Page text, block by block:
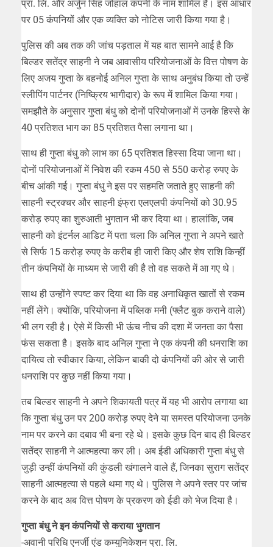
प्रा. लि. और अर्जुन सिंह जोहाल कंपनी के नाम शामिल हैं। इस आधार
पर 05 कंपनियों और एक व्यक्ति को नोटिस जारी किया गया है।
पुलिस की अब तक की जांच पड़ताल में यह बात सामने आई है कि
बिल्डर सतेंद्र साहनी ने जब आवासीय परियोजनाओं के वित्त पोषण के
लिए अजय गुप्ता के बहनोई अनिल गुप्ता के साथ अनुबंध किया तो उन्हें
स्लीपिंग पार्टनर (निष्क्रिय भागीदार) के रूप में शामिल किया गया।
समझौते के अनुसार गुप्ता बंधु को दोनों परियोजनाओं में उनके हिस्से के
40 प्रतिशत भाग का 85 प्रतिशत पैसा लगाना था।
साथ ही गुप्ता बंधु को लाभ का 65 प्रतिशत हिस्सा दिया जाना था।
दोनों परियोजनाओं में निवेश की रकम 450 से 550 करोड़ रुपए के
बीच आंकी गई। गुप्ता बंधु ने इस पर सहमति जताते हुए साहनी की
साहनी स्ट्रक्चर और साहनी इंफ्रा एलएलपी कंपनियों को 30.95
करोड़ रुपए का शुरुआती भुगतान भी कर दिया था। हालांकि, जब
साहनी को इंटर्नल आडिट में पता चला कि अनिल गुप्ता ने अपने खाते
से सिर्फ 15 करोड़ रुपए के करीब ही जारी किए और शेष राशि किन्हीं
तीन कंपनियों के माध्यम से जारी की है तो वह सकते में आ गए थे।
साथ ही उन्होंने स्पष्ट कर दिया था कि वह अनाधिकृत खातों से रकम
नहीं लेंगे। क्योंकि, परियोजना में पब्लिक मनी (फ्लैट बुक कराने वाले)
भी लग रही है। ऐसे में किसी भी ऊंच नीच की दशा में जनता का पैसा
फंस सकता है। इसके बाद अनिल गुप्ता ने एक कंपनी की धनराशि का
दायित्व तो स्वीकार किया, लेकिन बाकी दो कंपनियों की ओर से जारी
धनराशि पर कुछ नहीं किया गया।
तब बिल्डर साहनी ने अपने शिकायती पत्र में यह भी आरोप लगाया था
कि गुप्ता बंधु उन पर 200 करोड़ रुपए देने या समस्त परियोजना उनके
नाम पर करने का दबाव भी बना रहे थे। इसके कुछ दिन बाद ही बिल्डर
सतेंद्र साहनी ने आत्महत्या कर ली। अब ईडी अधिकारी गुप्ता बंधु से
जुड़ी उन्हीं कंपनियों की कुंडली खंगालने वाले हैं, जिनका सुराग सतेंद्र
साहनी आत्महत्या से पहले थमा गए थे। पुलिस ने अपने स्तर पर जांच
करने के बाद अब वित्त पोषण के प्रकरण को ईडी को भेज दिया है।
गुप्ता बंधु ने इन कंपनियों से कराया भुगतान
-अवानी परिधि एनर्जी एंड कम्युनिकेशन प्रा. लि.